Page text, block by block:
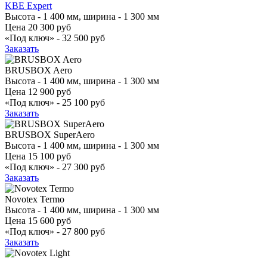
KBE Expert
Высота - 1 400 мм, ширина - 1 300 мм
Цена 20 300 руб
«Под ключ» - 32 500 руб
Заказать
BRUSBOX Aero
Высота - 1 400 мм, ширина - 1 300 мм
Цена 12 900 руб
«Под ключ» - 25 100 руб
Заказать
BRUSBOX SuperAero
Высота - 1 400 мм, ширина - 1 300 мм
Цена 15 100 руб
«Под ключ» - 27 300 руб
Заказать
Novotex Termo
Высота - 1 400 мм, ширина - 1 300 мм
Цена 15 600 руб
«Под ключ» - 27 800 руб
Заказать